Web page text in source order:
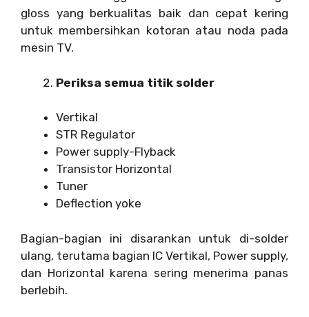
gloss yang berkualitas baik dan cepat kering
untuk membersihkan kotoran atau noda pada
mesin TV.
Periksa semua titik solder
Vertikal
STR Regulator
Power supply-Flyback
Transistor Horizontal
Tuner
Deflection yoke
Bagian-bagian ini disarankan untuk di-solder
ulang, terutama bagian IC Vertikal, Power supply,
dan Horizontal karena sering menerima panas
berlebih.